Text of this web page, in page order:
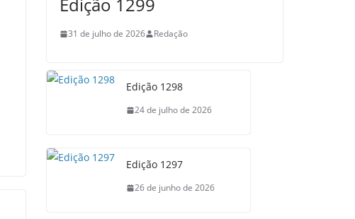
31 de julho de 2026 Redação
Edição 1298
24 de julho de 2026
Edição 1297
26 de junho de 2026